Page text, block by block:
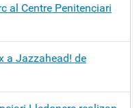
al Centre Penitenciari
a Jazzahead! de